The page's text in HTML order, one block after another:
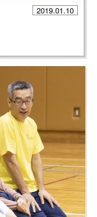
2019.01.10